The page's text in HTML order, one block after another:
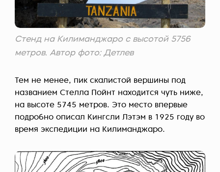
Стенд на Килиманджаро с высотой 5756
метров. Автор фото: Детлев
Тем не менее, пик скалистой вершины под
названием Стелла Пойнт находится чуть ниже,
на высоте 5745 метров. Это место впервые
подробно описал Кингсли Лэтэм в 1925 году во
время экспедиции на Килиманджаро.